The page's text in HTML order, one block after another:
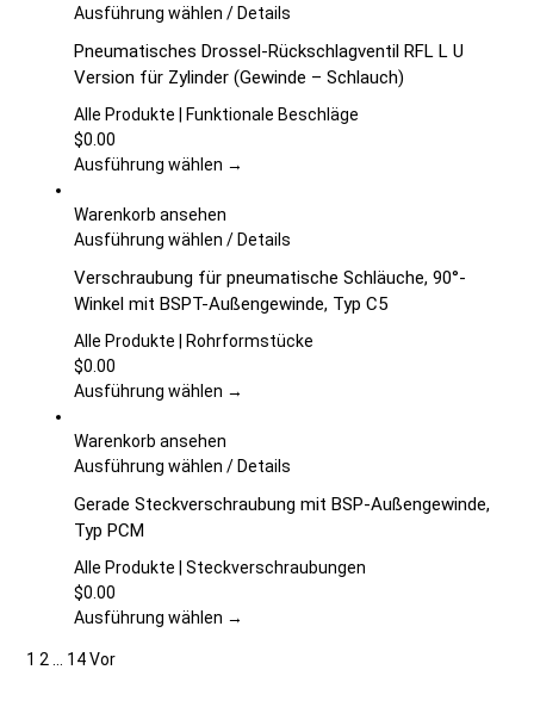
können
der
Produktseite
gewählt
Ausführung wählen Dieses
weist
mehrere
Varianten
Die
auf
Produktseite
gewählt
werden
/Details
Pneumatisches Drossel-Rückschlagventil RFL L U
Version für Zylinder (Gewinde – Schlauch)
Alle Produkte | Funktionale Beschläge
$0.00
Ausführung wählen →
Warenkorb ansehen
Ausführung wählen Dieses
weist
mehrere
Varianten
Die
auf
Produktseite
werden
/Details
Verschraubung für pneumatische Schläuche, 90°-
Winkel mit BSPT-Außengewinde, Typ C5
Alle Produkte | Rohrformstücke
$0.00
Ausführung wählen →
Warenkorb ansehen
Ausführung wählen Dieses
weist
Varianten
Die
/Details
Gerade Steckverschraubung mit BSP-Außengewinde,
Typ PCM
Alle Produkte | Steckverschraubungen
$0.00
Ausführung wählen →
1 2 14 Vor